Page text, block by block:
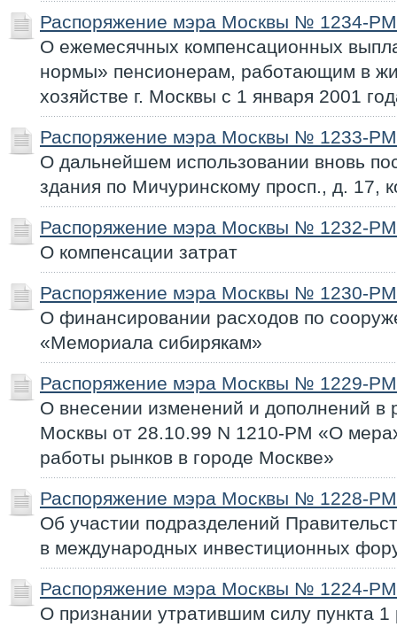
Распоряжение мэра Москвы № 1234-РМ
О ежемесячных компенсационных
нормы» пенсионерам, работающим в
хозяйстве г. Москвы с 1 января 2001
Распоряжение мэра Москвы № 1233-РМ
О дальнейшем использовании вновь
здания по Мичуринскому просп., д. 17,
Распоряжение мэра Москвы № 1232-РМ
О компенсации затрат
Распоряжение мэра Москвы № 1230-РМ
О финансировании расходов по
«Мемориала сибирякам»
Распоряжение мэра Москвы № 1229-РМ
О внесении изменений и дополнений в
Москвы от 28.10.99 N 1210-РМ «О
работы рынков в городе Москве»
Распоряжение мэра Москвы № 1228-РМ
Об участии подразделений
в международных инвестиционных
Распоряжение мэра Москвы № 1224-РМ
О признании утратившим силу пункта